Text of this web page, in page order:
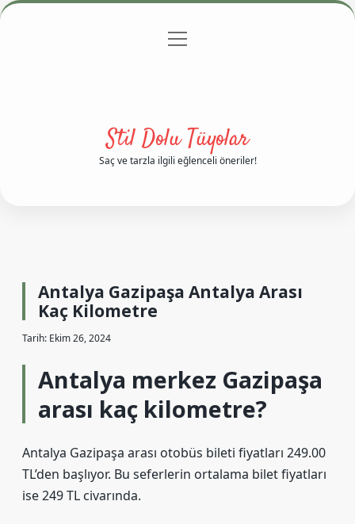
Gizlilik Politikası
menüyü
Stil Dolu Tüyolar
Saç ve tarzla ilgili eğlenceli öneriler!
Antalya Gazipaşa Antalya Arası
Kaç Kilometre
Tarih: Ekim 26, 2024
Antalya merkez Gazipaşa
arası kaç kilometre?
Antalya Gazipaşa arası otobüs bileti fiyatları 249.00
TL’den başlıyor. Bu seferlerin ortalama bilet fiyatları
ise 249 TL civarında.